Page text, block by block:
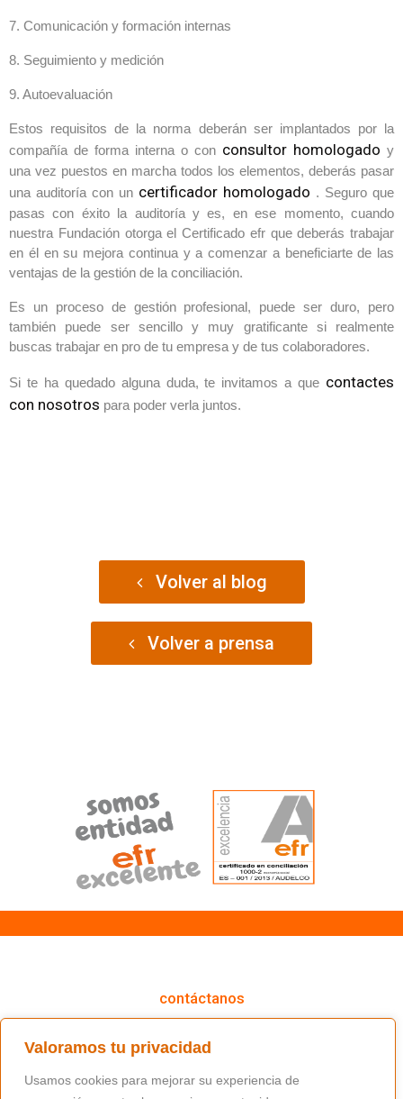
Valoramos tu privacidad
Usamos cookies para mejorar su experiencia de
7. Comunicación y formación internas
8. Seguimiento y medición
9. Autoevaluación
Estos requisitos de la norma deberán ser implantados por la
compañía de forma interna o con consultor homologado y
una vez puestos en marcha todos los elementos, deberás pasar
una auditoría con un certificador homologado . Seguro que
pasas con éxito la auditoría y es, en ese momento, cuando
nuestra Fundación otorga el Certificado efr que deberás trabajar
en él en su mejora continua y a comenzar a beneficiarte de las
ventajas de la gestión de la conciliación.
Es un proceso de gestión profesional, puede ser duro, pero
también puede ser sencillo y muy gratificante si realmente
buscas trabajar en pro de tu empresa y de tus colaboradores.
Si te ha quedado alguna duda, te invitamos a que contactes
con nosotros para poder verla juntos.
Volver al blog
Volver a prensa
contáctanos
(+34) 91 766 98 56 / fundacion@masfamilia.org
síguenos en nuestras redes sociales